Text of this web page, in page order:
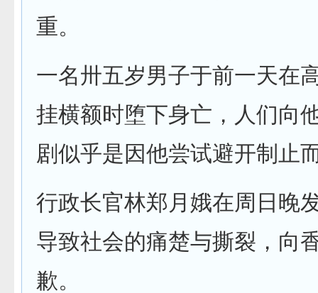
重。
一名卅五岁男子于前一天在
挂横额时堕下身亡，人们向
剧似乎是因他尝试避开制止
行政长官林郑月娥在周日晚
导致社会的痛楚与撕裂，向
歉。